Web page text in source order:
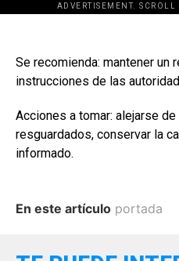
ADVERTISEMENT.
Se recomienda: mantener un
instrucciones de las
Acciones a tomar: alejarse
resguardados, conservar la
informado.
En este artículo portada